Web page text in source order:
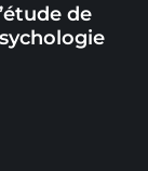
de